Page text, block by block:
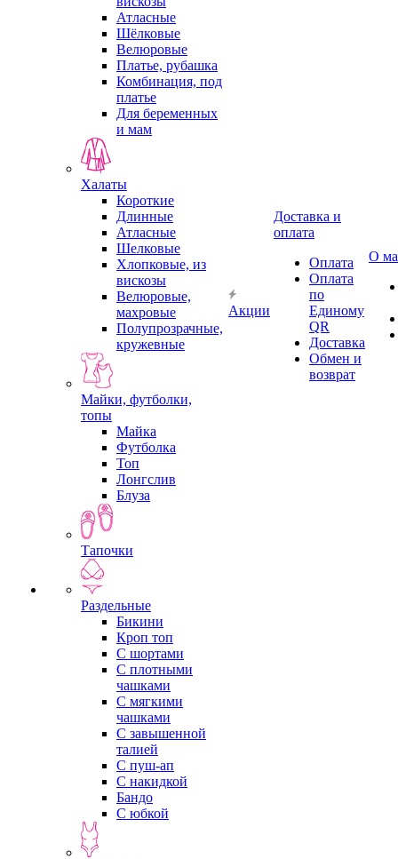
Атласные
Шёлковые
Велюровые
Платье, рубашка
Комбинация, под
платье
Для беременных
и мам
Халаты
Короткие
Длинные
Атласные
Шелковые
Хлопковые, из
вискозы
Велюровые,
махровые
Полупрозрачные,
кружевные
Майки, футболки,
топы
Майка
Футболка
Топ
Лонгслив
Блуза
Тапочки
Раздельные
Бикини
Кроп топ
С шортами
С плотными
чашками
С мягкими
чашками
С завышенной
талией
С пуш-ап
С накидкой
Бандо
С юбкой
Акции
Доставка и
оплата
Оплата
Оплата
по
Единому
QR
Доставка
Обмен и
возврат
О